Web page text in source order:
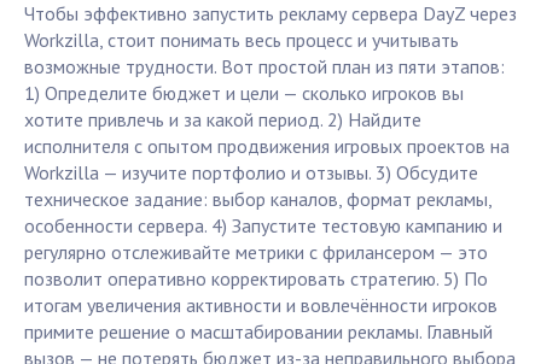
Чтобы эффективно запустить рекламу сервера DayZ через
Workzilla, стоит понимать весь процесс и учитывать
возможные трудности. Вот простой план из пяти этапов:
1) Определите бюджет и цели — сколько игроков вы
хотите привлечь и за какой период. 2) Найдите
исполнителя с опытом продвижения игровых проектов на
Workzilla — изучите портфолио и отзывы. 3) Обсудите
техническое задание: выбор каналов, формат рекламы,
особенности сервера. 4) Запустите тестовую кампанию и
регулярно отслеживайте метрики с фрилансером — это
позволит оперативно корректировать стратегию. 5) По
итогам увеличения активности и вовлечённости игроков
примите решение о масштабировании рекламы. Главный
вызов — не потерять бюджет из-за неправильного выбора